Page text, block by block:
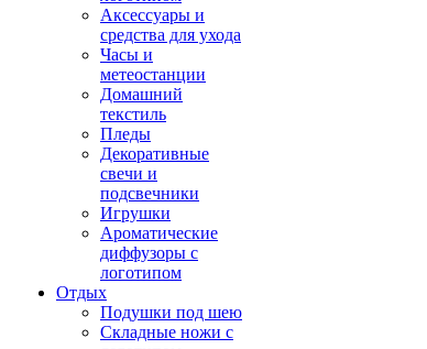
Аксессуары и
средства для ухода
Часы и
метеостанции
Домашний
текстиль
Пледы
Декоративные
свечи и
подсвечники
Игрушки
Ароматические
диффузоры с
логотипом
Отдых
Подушки под шею
Складные ножи с